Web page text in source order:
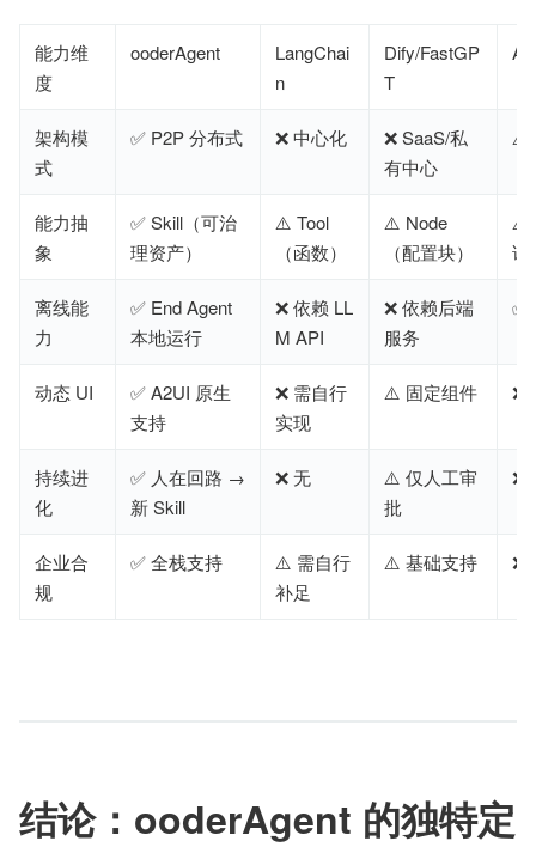
能力维
度
ooderAgent
LangChai
n
Dify/FastGP
T
架构模
式
✅ P2P 分布式 ❌ 中心化
❌ SaaS/私
有中心
⚠️
能力抽
象
✅ Skill（可治
理资产）
⚠️ Tool
（函数）
⚠️ Node
（配置块）
⚠️
话
离线能
力
✅ End Agent
本地运行
❌ 依赖 LL
M API
❌ 依赖后端
服务
✅
动态 UI
✅ A2UI 原生
支持
❌ 需自行
实现
⚠️ 固定组件 ❌
持续进
化
✅ 人在回路 →
新 Skill
❌ 无
⚠️ 仅人工审
批
❌
企业合
规
✅ 全栈支持
⚠️ 需自行
补足
⚠️ 基础支持 ❌
结论：ooderAgent 的独特定